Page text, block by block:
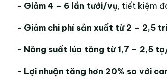
- Giảm 4 – 6 lần tưới/vụ, tiết kiệm
- Giảm chi phí sản xuất từ 2 – 2,5
- Năng suất lúa tăng từ 1,7 – 2,5
- Lợi nhuận tăng hơn 20% so với